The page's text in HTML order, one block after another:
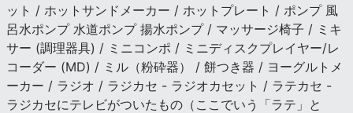
ット / ホットサンドメーカー / ホットプレート / ポンプ 風
呂水ポンプ 水道ポンプ 揚水ポンプ / マッサージ椅子 / ミキ
サー (調理器具) / ミニコンポ / ミニディスクプレイヤー/レ
コーダー (MD) / ミル（粉砕器） / 餅つき器 / ヨーグルトメ
ーカー / ラジオ / ラジカセ - ラジオカセット / ラテカセ -
ラジカセにテレビがついたもの（ここでいう「ラテ」と